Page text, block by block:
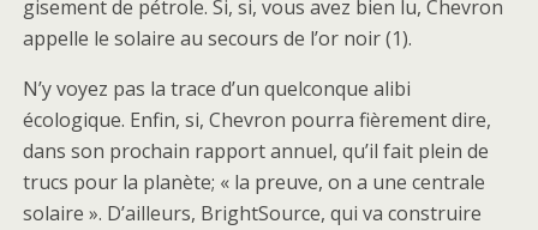
gisement de pétrole. Si, si, vous avez bien lu, Chevron
appelle le solaire au secours de l’or noir (1).
N’y voyez pas la trace d’un quelconque alibi
écologique. Enfin, si, Chevron pourra fièrement dire,
dans son prochain rapport annuel, qu’il fait plein de
trucs pour la planète; « la preuve, on a une centrale
solaire ». D’ailleurs, BrightSource, qui va construire